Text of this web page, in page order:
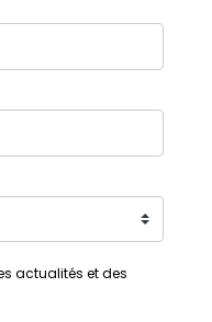
actualités et des